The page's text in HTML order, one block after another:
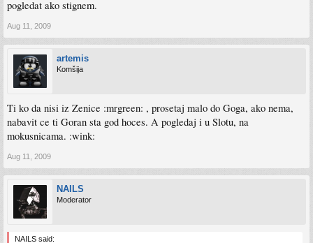
pogledat ako stignem.
Aug 11, 2009
artemis
Komšija
Ti ko da nisi iz Zenice :mrgreen: , prosetaj malo do Goga, ako nema,
nabavit ce ti Goran sta god hoces. A pogledaj i u Slotu, na
mokusnicama. :wink:
Aug 11, 2009
NAILS
Moderator
NAILS said: